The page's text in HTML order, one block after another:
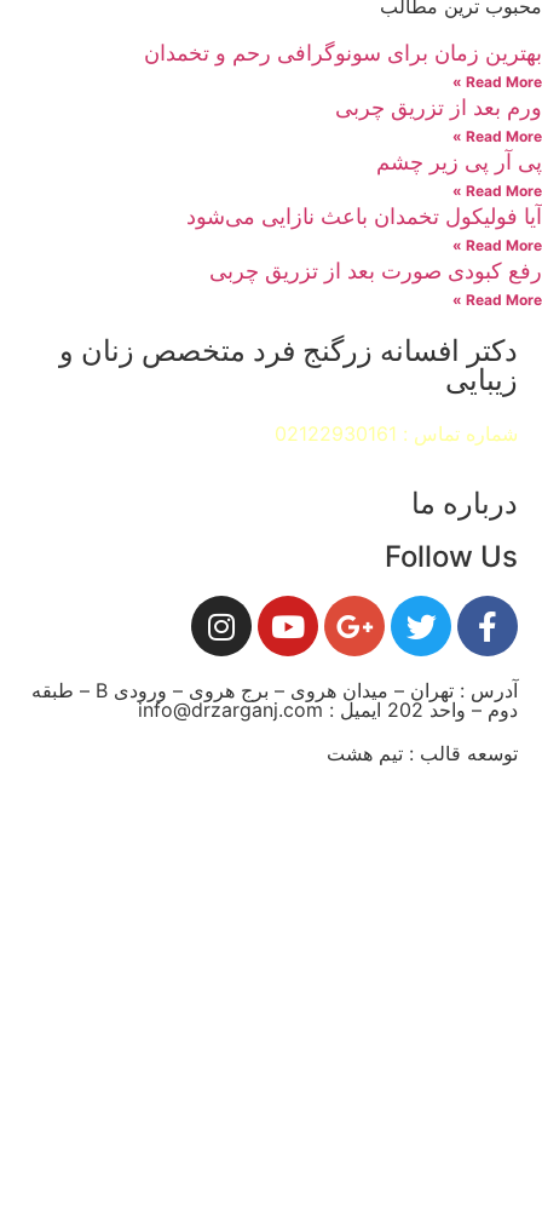
محبوب ترین مطالب
بهترین زمان برای سونوگرافی رحم و تخمدان
Read More »
ورم بعد از تزریق چربی
Read More »
پی آر پی زیر چشم
Read More »
آیا فولیکول تخمدان باعث نازایی می‌شود
Read More »
رفع کبودی صورت بعد از تزریق چربی
Read More »
دکتر افسانه زرگنج فرد متخصص زنان و
زیبایی
شماره تماس : 02122930161
درباره ما
Follow Us
آدرس : تهران – میدان هروی – برج هروی – ورودی B – طبقه
دوم – واحد 202 ایمیل : info@drzarganj.com
توسعه قالب : تیم هشت